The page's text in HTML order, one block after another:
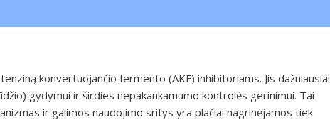
konvertuojančio fermento (AKF) inhibitoriams. Jis dažniausiai
gydymui ir širdies nepakankamumo kontrolės gerinimui. Tai
ir galimos naudojimo sritys yra plačiai nagrinėjamos tiek